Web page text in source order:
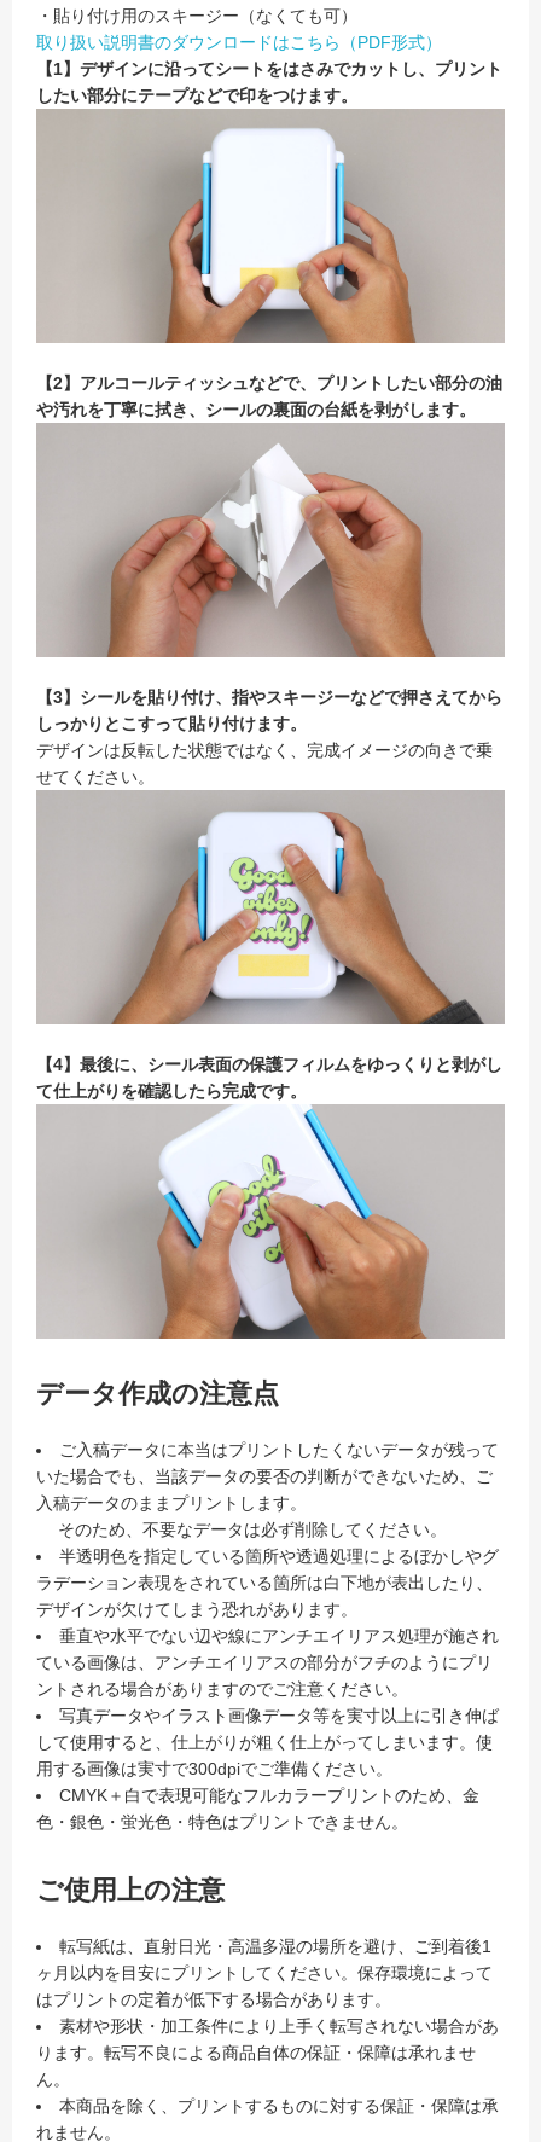
・貼り付け用のスキージー（なくても可）
取り扱い説明書のダウンロードはこちら（PDF形式）
【1】デザインに沿ってシートをはさみでカットし、プリント
したい部分にテープなどで印をつけます。
【2】アルコールティッシュなどで、プリントしたい部分の油
や汚れを丁寧に拭き、シールの裏面の台紙を剥がします。
【3】シールを貼り付け、指やスキージーなどで押さえてから
しっかりとこすって貼り付けます。
デザインは反転した状態ではなく、完成イメージの向きで乗
せてください。
【4】最後に、シール表面の保護フィルムをゆっくりと剥がし
て仕上がりを確認したら完成です。
データ作成の注意点
ご入稿データに本当はプリントしたくないデータが残って
いた場合でも、当該データの要否の判断ができないため、ご
入稿データのままプリントします。
そのため、不要なデータは必ず削除してください。
半透明色を指定している箇所や透過処理によるぼかしやグ
ラデーション表現をされている箇所は白下地が表出したり、
デザインが欠けてしまう恐れがあります。
垂直や水平でない辺や線にアンチエイリアス処理が施され
ている画像は、アンチエイリアスの部分がフチのようにプリ
ントされる場合がありますのでご注意ください。
写真データやイラスト画像データ等を実寸以上に引き伸ば
して使用すると、仕上がりが粗く仕上がってしまいます。使
用する画像は実寸で300dpiでご準備ください。
CMYK＋白で表現可能なフルカラープリントのため、金
色・銀色・蛍光色・特色はプリントできません。
ご使用上の注意
転写紙は、直射日光・高温多湿の場所を避け、ご到着後1
ヶ月以内を目安にプリントしてください。保存環境によって
はプリントの定着が低下する場合があります。
素材や形状・加工条件により上手く転写されない場合があ
ります。転写不良による商品自体の保証・保障は承れませ
ん。
本商品を除く、プリントするものに対する保証・保障は承
れません。